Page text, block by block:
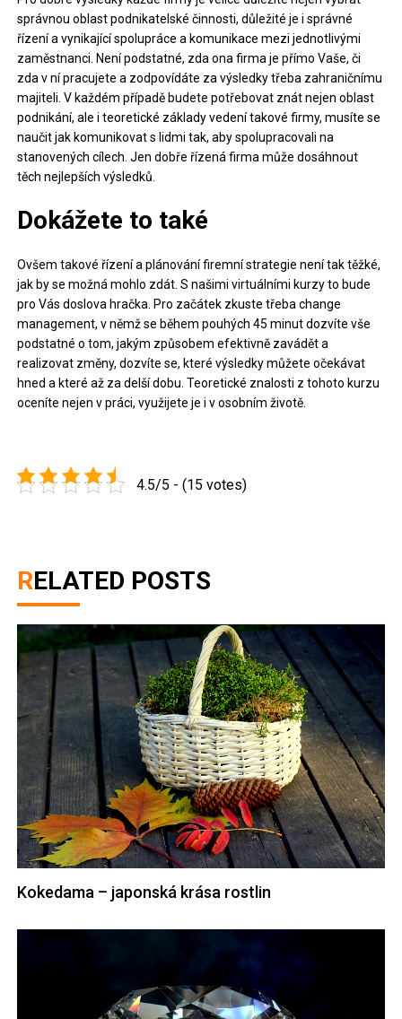
správnou oblast podnikatelské činnosti, důležité je i správné
řízení a vynikající spolupráce a komunikace mezi jednotlivými
zaměstnanci. Není podstatné, zda ona firma je přímo Vaše, či
zda v ní pracujete a zodpovídáte za výsledky třeba zahraničnímu
majiteli. V každém případě budete potřebovat znát nejen oblast
podnikání, ale i teoretické základy vedení takové firmy, musíte se
naučit jak komunikovat s lidmi tak, aby spolupracovali na
stanovených cílech. Jen dobře řízená firma může dosáhnout
těch nejlepších výsledků.
Dokážete to také
Ovšem takové řízení a plánování firemní strategie není tak těžké,
jak by se možná mohlo zdát. S našimi virtuálními kurzy to bude
pro Vás doslova hračka. Pro začátek zkuste třebachange
management, v němž se během pouhých 45 minut dozvíte vše
podstatné o tom, jakým způsobem efektivně zavádět a
realizovat změny, dozvíte se, které výsledky můžete očekávat
hned a které až za delší dobu. Teoretické znalosti z tohoto kurzu
oceníte nejen v práci, využijete je i v osobním životě.
4.5/5 - (15 votes)
RELATED POSTS
Kokedama – japonská krása rostlin